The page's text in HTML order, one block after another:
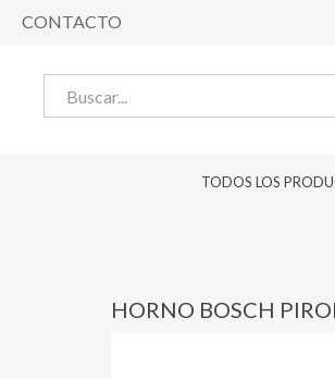
CONTACTO
TODOS LOS
HORNO BOSCH